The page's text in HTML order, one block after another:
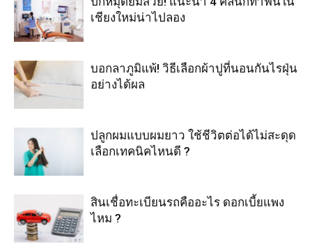
เชียงใหม่น่าไปลอง
บอกลาภูมิแพ้! วิธีเลือกผ้าปูที่นอนกันไรฝุ่น
อย่างได้ผล
ปลูกผมแบบผมยาว ใช้ชีวิตต่อได้ไม่สะดุด
เลือกเทคนิคไหนดี ?
สินเชื่อทะเบียนรถคืออะไร ดอกเบี้ยแพง
ไหม ?